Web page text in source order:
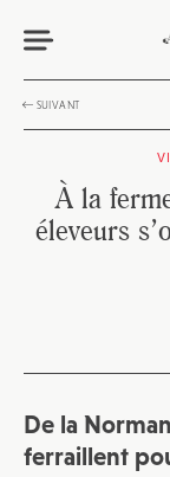
SUIVANT
À la
éleveurs
De la
ferraillent